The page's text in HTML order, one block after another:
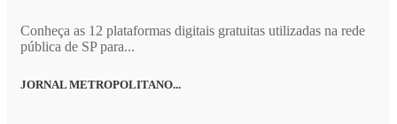
Conheça as 12 plataformas digitais gratuitas utilizadas na rede
pública de SP para...
JORNAL METROPOLITANO...